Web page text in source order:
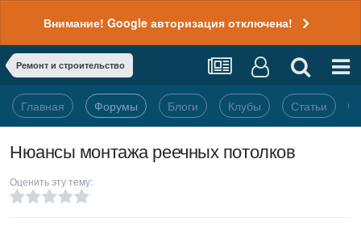
Внимание! Google авторизация отключена!
Ремонт и строительство
Главная Форумы Блоги Клубы Статьи
Нюансы монтажа реечных потолков
Оценить эту тему: